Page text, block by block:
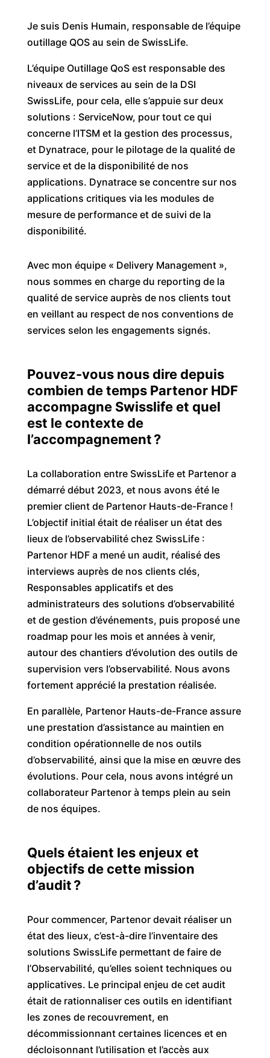
Je suis Denis Humain, responsable de l’équipe
outillage QOS au sein de SwissLife.
L’équipe Outillage QoS est responsable des
niveaux de services au sein de la DSI
SwissLife, pour cela, elle s’appuie sur deux
solutions : ServiceNow, pour tout ce qui
concerne l’ITSM et la gestion des processus,
et Dynatrace, pour le pilotage de la qualité de
service et de la disponibilité de nos
applications. Dynatrace se concentre sur nos
applications critiques via les modules de
mesure de performance et de suivi de la
disponibilité.
Avec mon équipe « Delivery Management »,
nous sommes en charge du reporting de la
qualité de service auprès de nos clients tout
en veillant au respect de nos conventions de
services selon les engagements signés.
Pouvez-vous nous dire depuis
combien de temps PartenorHDF
accompagne Swisslifeet quel
est le contexte de
l’accompagnement?
La collaboration entre SwissLife et Partenor a
démarré début 2023, et nous avons été le
premier client de Partenor Hauts-de-France !
L’objectif initial était de réaliser un état des
lieux de l’observabilité chez SwissLife :
Partenor HDF a mené un audit, réalisé des
interviews auprès de nos clients clés,
Responsables applicatifs et des
administrateurs des solutions d’observabilité
et de gestion d’événements, puis proposé une
roadmap pour les mois et années à venir,
autour des chantiers d’évolution des outils de
supervision vers l’observabilité. Nous avons
fortement apprécié la prestation réalisée.
En parallèle, Partenor Hauts-de-France assure
une prestation d’assistance au maintien en
condition opérationnelle de nos outils
d’observabilité, ainsi que la mise en œuvre des
évolutions. Pour cela, nous avons intégré un
collaborateur Partenor à temps plein au sein
de nos équipes.
Quels étaient les enjeux et
objectifs de cette mission
d’audit?
Pour commencer, Partenor devait réaliser un
état des lieux, c’est-à-dire l’inventaire des
solutions SwissLife permettant de faire de
l’Observabilité, qu’elles soient techniques ou
applicatives. Le principal enjeu de cet audit
était de rationnaliser ces outils en identifiant
les zones de recouvrement, en
décommissionnant certaines licences et en
décloisonnant l’utilisation et l’accès aux